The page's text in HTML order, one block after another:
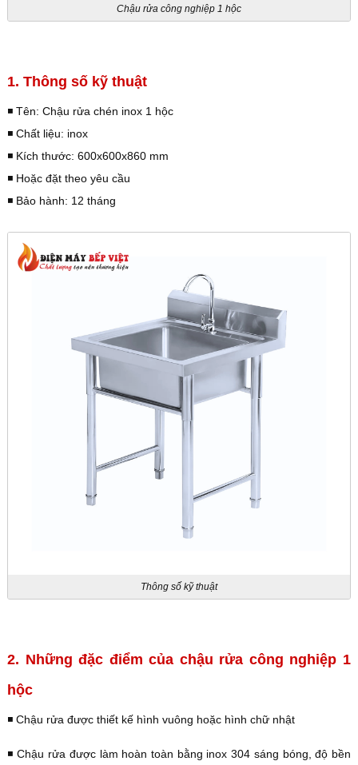
Chậu rửa công nghiệp 1 hộc
1. Thông số kỹ thuật
◾️ Tên: Chậu rửa chén inox 1 hộc
◾️ Chất liệu: inox
◾️ Kích thước: 600x600x860 mm
◾️ Hoặc đặt theo yêu cầu
◾️ Bảo hành: 12 tháng
Thông số kỹ thuật
2. Những đặc điểm của chậu rửa công nghiệp 1
hộc
◾️ Chậu rửa được thiết kế hình vuông hoặc hình chữ nhật
◾️ Chậu rửa được làm hoàn toàn bằng inox 304 sáng bóng, độ bền